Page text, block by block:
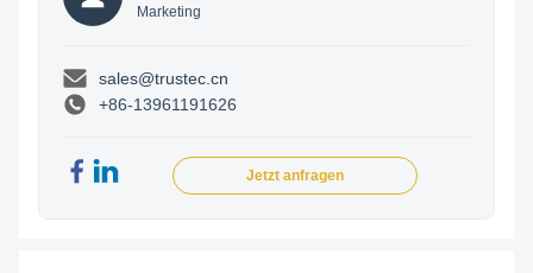
Marketing
sales@trustec.cn
+86-13961191626
Jetzt anfragen